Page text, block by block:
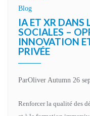
Blog
IA ET XR DANS
SOCIALES –
INNOVATION
PRIVÉE
ParOliver Autumn 26
Renforcer la qualité des